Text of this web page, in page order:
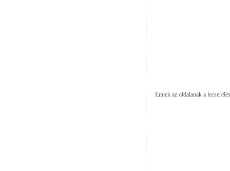
Ennek az oldalanak a